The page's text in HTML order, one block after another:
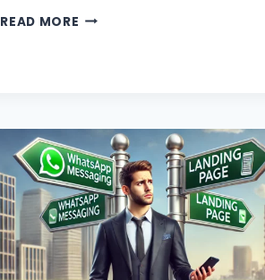
READ MORE 3
WHATSAPP
BOLEH
KURANGKAN
KOS
TAMBAH
TEAM
SALES
BARU